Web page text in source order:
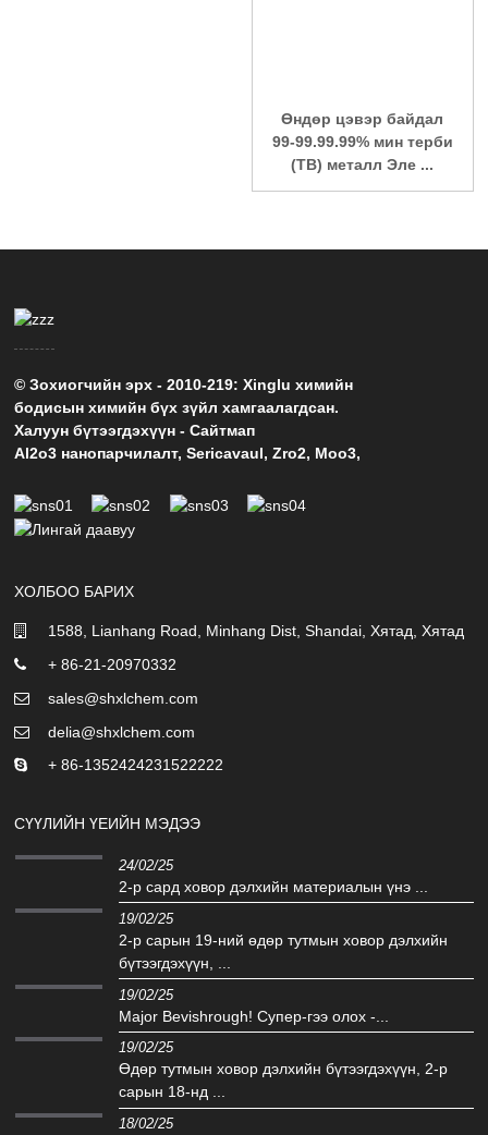
Өндөр цэвэр байдал
99-99.99.99% мин терби
(TB) металл Эле ...
© Зохиогчийн эрх - 2010-219: Xinglu химийн
бодисын химийн бүх зүйл хамгаалагдсан.
Халуун бүтээгдэхүүн -Сайтмап
Al2o3 нанопарчилалт,Sericavaul,Zro2, Moo3,
ХОЛБОО БАРИХ
1588, Lianhang Road, Minhang Dist, Shandai, Хятад, Хятад
+ 86-21-20970332
sales@shxlchem.com
delia@shxlchem.com
+ 86-1352424231522222
СҮҮЛИЙН ҮЕИЙН МЭДЭЭ
24/02/25
2-р сард ховор дэлхийн материалын үнэ ...
19/02/25
2-р сарын 19-ний өдөр тутмын ховор дэлхийн
бүтээгдэхүүн, ...
19/02/25
Major Bevishrough! Супер-гээ олох -...
19/02/25
Өдөр тутмын ховор дэлхийн бүтээгдэхүүн, 2-р
сарын 18-нд ...
18/02/25